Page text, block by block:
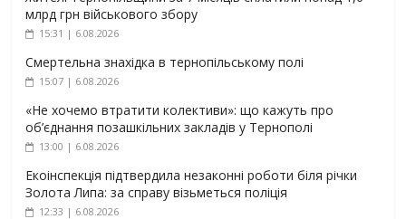
млрд грн військового збору
15:31 | 6.08.2026
Смертельна знахідка в тернопільському полі
15:07 | 6.08.2026
«Не хочемо втратити колективи»: що кажуть про
об’єднання позашкільних закладів у Тернополі
13:00 | 6.08.2026
Екоінспекція підтвердила незаконні роботи біля річки
Золота Липа: за справу візьметься поліція
12:33 | 6.08.2026